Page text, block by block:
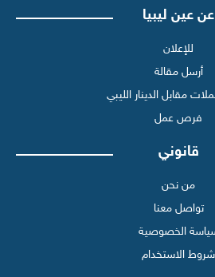
عن عين ليبيا
للإعلان
أرسل مقالة
مقابل الدينار الليبي
فرص عمل
قانوني
من نحن
تواصل معنا
الخصوصية
شروط الاستخدام